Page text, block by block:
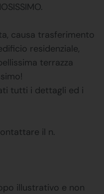
causa trasferimento
residenziale,
terrazza
tutti i dettagli ed i
il n.
illustrativo e non